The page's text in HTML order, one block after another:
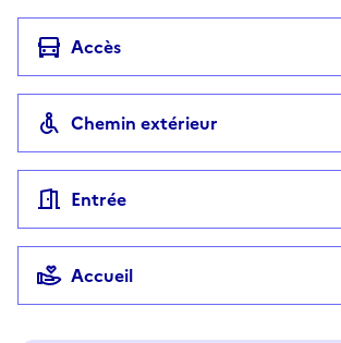
Accès
Chemin extérieur
Entrée
Accueil